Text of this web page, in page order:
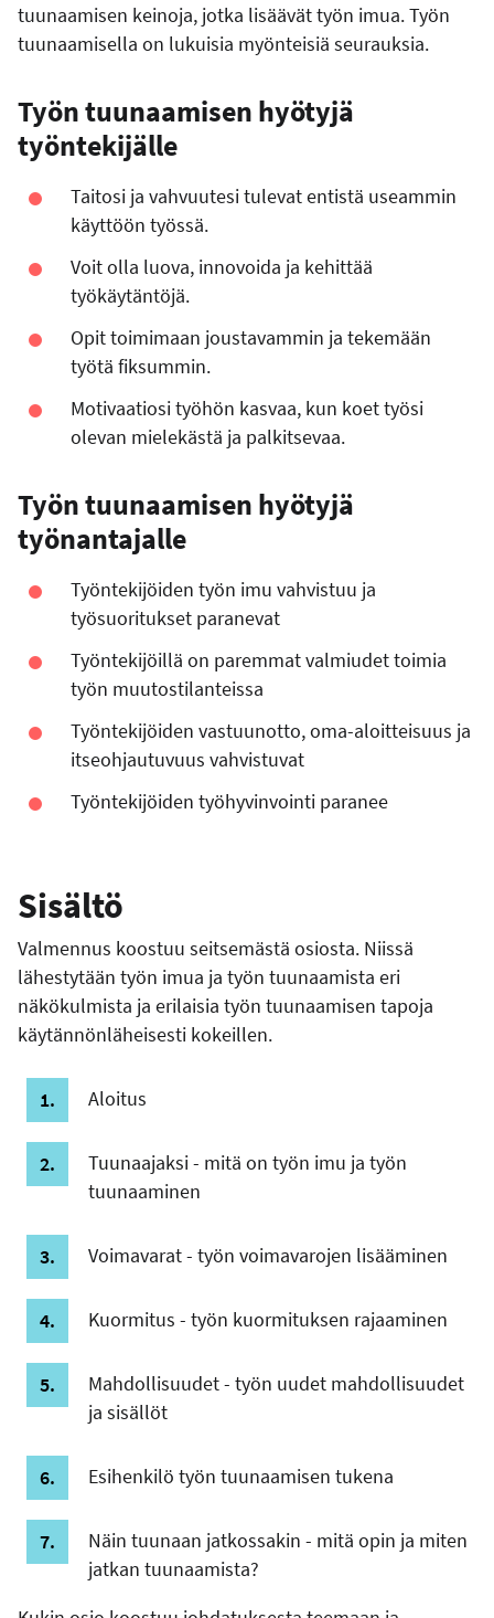
tuunaamisen keinoja, jotka lisäävät työn imua. Työn
tuunaamisella on lukuisia myönteisiä seurauksia.
Työn tuunaamisen hyötyjä
työntekijälle
Taitosi ja vahvuutesi tulevat entistä useammin
käyttöön työssä.
Voit olla luova, innovoida ja kehittää
työkäytäntöjä.
Opit toimimaan joustavammin ja tekemään
työtä fiksummin.
Motivaatiosi työhön kasvaa, kun koet työsi
olevan mielekästä ja palkitsevaa.
Työn tuunaamisen hyötyjä
työnantajalle
Työntekijöiden työn imu vahvistuu ja
työsuoritukset paranevat
Työntekijöillä on paremmat valmiudet toimia
työn muutostilanteissa
Työntekijöiden vastuunotto, oma-aloitteisuus ja
itseohjautuvuus vahvistuvat
Työntekijöiden työhyvinvointi paranee
Sisältö
Valmennus koostuu seitsemästä osiosta. Niissä
lähestytään työn imua ja työn tuunaamista eri
näkökulmista ja erilaisia työn tuunaamisen tapoja
käytännönläheisesti kokeillen.
Aloitus
Tuunaajaksi - mitä on työn imu ja työn
tuunaaminen
Voimavarat - työn voimavarojen lisääminen
Kuormitus - työn kuormituksen rajaaminen
Mahdollisuudet - työn uudet mahdollisuudet
ja sisällöt
Esihenkilö työn tuunaamisen tukena
Näin tuunaan jatkossakin - mitä opin ja miten
jatkan tuunaamista?